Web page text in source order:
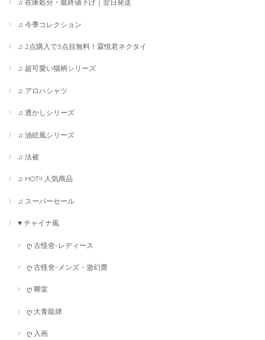
♫ 在庫処分・最終値下げ｜翌日発送
♫ 今季コレクション
♫ 2点購入で3点目無料！霖悅君ネクタイ
♫ 超可愛い猫柄シリーズ
♫ アロハシャツ
♫ 透かしシリーズ
♫ 油絵風シリーズ
♫ 法被
♫ HOT!! 人気商品
♫ スーパーセール
♥ チャイナ風
ღ 古怪舍-レディース
ღ 古怪舍-メンズ・遊幻齋
ღ 卿棠
ღ 大青龍肆
ღ 入画